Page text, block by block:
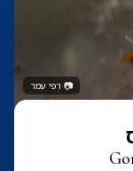
📷 רפי עמר